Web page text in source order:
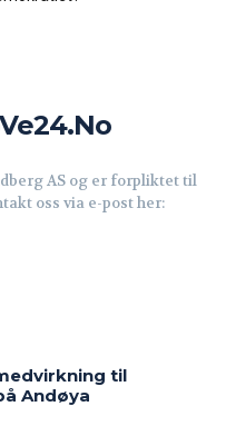
AS og er forpliktet til
oss via e-post her:
til
Andøya